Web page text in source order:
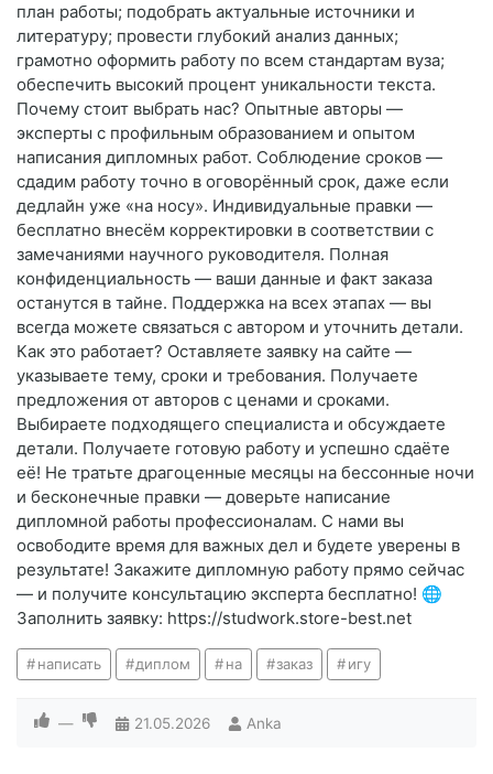
план работы; подобрать актуальные источники и
литературу; провести глубокий анализ данных;
грамотно оформить работу по всем стандартам вуза;
обеспечить высокий процент уникальности текста.
Почему стоит выбрать нас? Опытные авторы —
эксперты с профильным образованием и опытом
написания дипломных работ. Соблюдение сроков —
сдадим работу точно в оговорённый срок, даже если
дедлайн уже «на носу». Индивидуальные правки —
бесплатно внесём корректировки в соответствии с
замечаниями научного руководителя. Полная
конфиденциальность — ваши данные и факт заказа
останутся в тайне. Поддержка на всех этапах — вы
всегда можете связаться с автором и уточнить детали.
Как это работает? Оставляете заявку на сайте —
указываете тему, сроки и требования. Получаете
предложения от авторов с ценами и сроками.
Выбираете подходящего специалиста и обсуждаете
детали. Получаете готовую работу и успешно сдаёте
её! Не тратьте драгоценные месяцы на бессонные ночи
и бесконечные правки — доверьте написание
дипломной работы профессионалам. С нами вы
освободите время для важных дел и будете уверены в
результате! Закажите дипломную работу прямо сейчас
— и получите консультацию эксперта бесплатно! 🌐
Заполнить заявку: https://studwork.store-best.net
написать диплом на заказ игу
— 21.05.2026 Anka